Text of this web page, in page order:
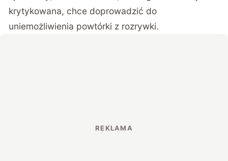
krytykowana, chce doprowadzić do
uniemożliwienia powtórki z rozrywki.